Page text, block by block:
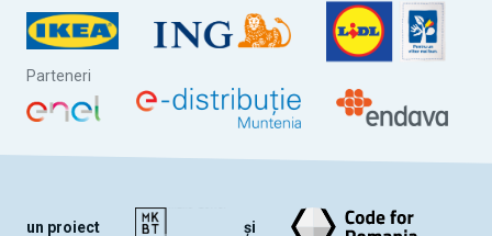
Parteneri
un proiect și